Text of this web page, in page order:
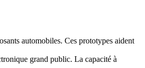
automobiles. Ces prototypes aident
grand public. La capacité à